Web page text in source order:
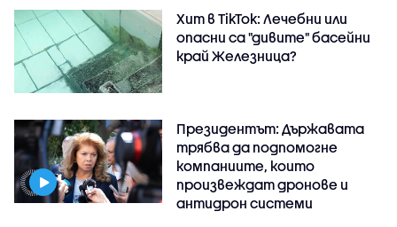
Хит в TikTok: Лечебни или
опасни са "дивите" басейни
край Железница?
Президентът: Държавата
трябва да подпомогне
компаниите, които
произвеждат дронове и
антидрон системи